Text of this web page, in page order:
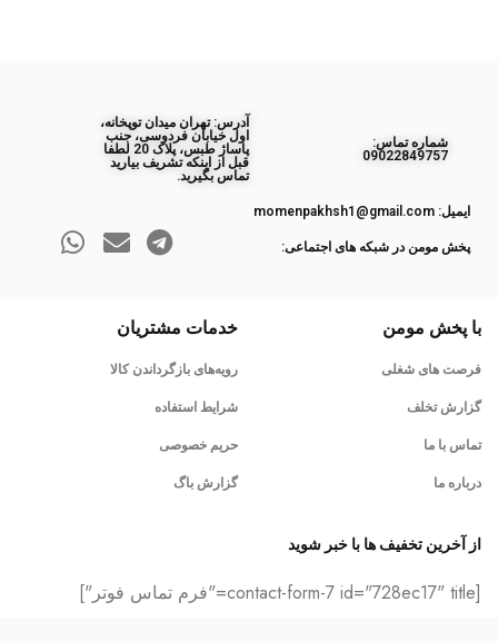
ﺷﻤﺎره ﺗﻤﺎس:
09022849757
آدرس: تهران میدان توپخانه،
اول خیابان فردوسی، جنب
پاساژ طبس، پلاک 20 لطفا
قبل از اینکه تشریف بیارید
تماس بگیرید.
ایمیل: momenpakhsh1@gmail.com
پخش مومن در شبکه های اجتماعی:
با پخش مومن
فرصت های شغلی
گزارش تخلف
تماس با ما
درباره ما
خدمات مشتریان
رویه‌های بازگرداندن کالا
شرایط استفاده
حریم خصوصی
گزارش باگ
از آخرین تخفیف ها با خبر شوید
[contact-form-7 id="728ec17" title="فرم تماس فوتر"]